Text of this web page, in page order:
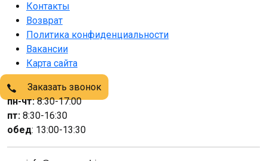
Контакты
Возврат
Политика конфиденциальности
Вакансии
Карта сайта
Заказать звонок
пн-чт:8:30-17:00
пт: 8:30-16:30
обед: 13:00-13:30